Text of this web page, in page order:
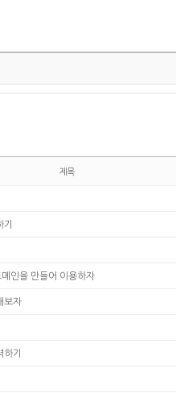
제목
인을 만들어 이용하자
보자
기